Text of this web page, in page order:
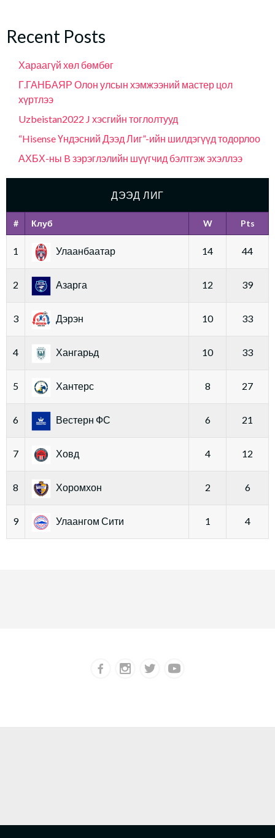
Recent Posts
Хараагүй хөл бөмбөг
Г.ГАНБАЯР Олон улсын хэмжээний мастер цол
хүртлээ
Uzbeistan2022 J хэсгийн тоглолтууд
“Hisense Үндэсний Дээд Лиг”-ийн шилдэгүүд тодорлоо
АХБХ-ны B зэрэглэлийн шүүгчид бэлтгэж эхэллээ
ДЭЭД ЛИГ
# Клуб W Pts
1 Улаанбаатар 14 44
2 Азарга 12 39
3 Дэрэн 10 33
4 Хангарьд 10 33
5 Хантерс 8 27
6 Вестерн ФС 6 21
7 Ховд 4 12
8 Хоромхон 2 6
9 Улаангом Сити 1 4